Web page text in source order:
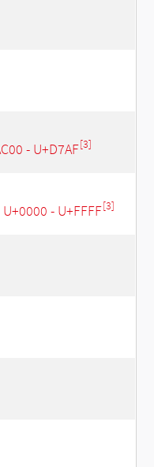
- U+D7AF[3]
- U+FFFF[3]